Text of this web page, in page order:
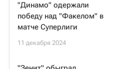
"Динамо" одержали
победу над "Факелом" в
матче Суперлиги
11 декабря 2024